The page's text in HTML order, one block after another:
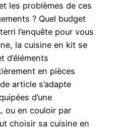
les problèmes de ces
? Quel budget
l’enquête pour vous
la cuisine en kit se
d’éléments
en pièces
article s’adapte
d’une
ou en couloir par
choisir sa cuisine en